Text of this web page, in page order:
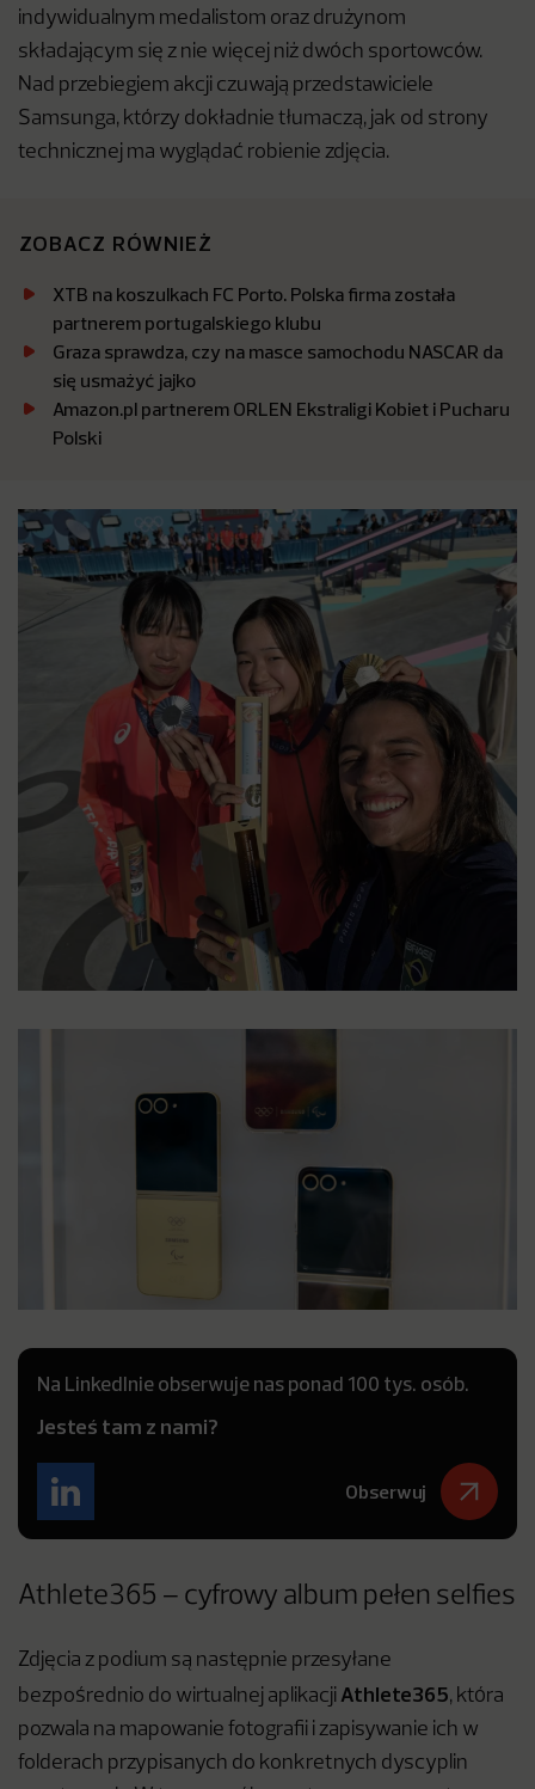
indywidualnym medalistom oraz drużynom
składającym się z nie więcej niż dwóch sportowców.
Nad przebiegiem akcji czuwają przedstawiciele
Samsunga, którzy dokładnie tłumaczą, jak od strony
technicznej ma wyglądać robienie zdjęcia.
ZOBACZ RÓWNIEŻ
XTB na koszulkach FC Porto. Polska firma została
partnerem portugalskiego klubu
Graza sprawdza, czy na masce samochodu NASCAR da
się usmażyć jajko
Amazon.pl partnerem ORLEN Ekstraligi Kobiet i Pucharu
Polski
Na LinkedInie obserwuje nas ponad 100 tys. osób.
Jesteś tam z nami?
Obserwuj
Athlete365 – cyfrowy album pełen selfies
Zdjęcia z podium są następnie przesyłane
bezpośrednio do wirtualnej aplikacji Athlete365, która
pozwala na mapowanie fotografii i zapisywanie ich w
folderach przypisanych do konkretnych dyscyplin